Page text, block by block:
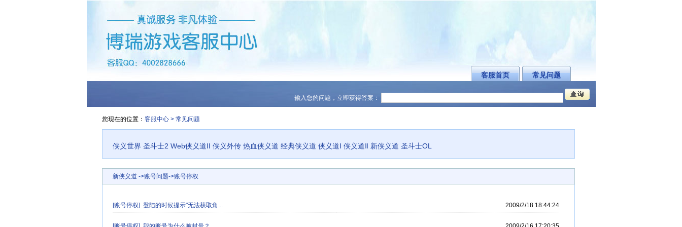
客服首页 常见问题
输入您的问题，立即获得答案：
您现在的位置： 客服中心 > 常见问题
侠义世界 圣斗士2 Web侠义道II 侠义外传 热血侠义道 经典侠义道 侠义道I 侠义道Ⅱ 新侠义道 圣斗士OL
新侠义道 ->账号问题->账号停权
[账号停权] 登陆的时候提示"无法获取角... 2009/2/18 18:44:24